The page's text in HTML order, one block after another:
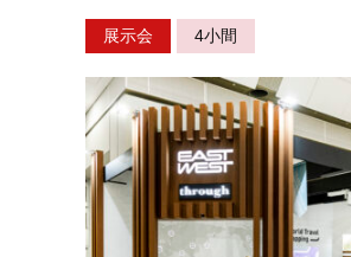
展示会 4小間